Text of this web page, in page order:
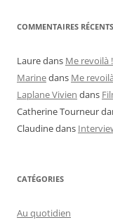
COMMENTAIRES RÉCENTS
Lauredans Me revoilà !
Marinedans Me
Laplane Vivien dans
Catherine Tourneur
Claudinedans
CATÉGORIES
Au quotidien